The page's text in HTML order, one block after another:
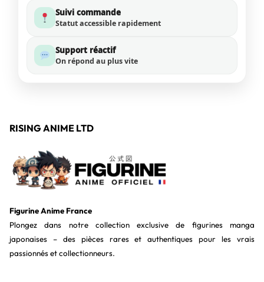
Suivi commande
Statut accessible rapidement
Support réactif
On répond au plus vite
RISING ANIME LTD
Figurine Anime France
Plongez dans notre collection exclusive de figurines manga
japonaises – des pièces rares et authentiques pour les vrais
passionnés et collectionneurs.